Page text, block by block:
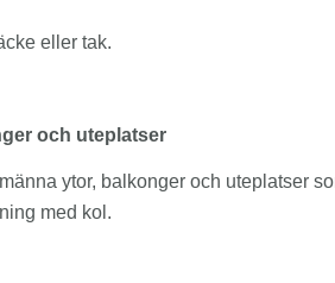
eller tak.
och uteplatser
ytor, balkonger och uteplatser
med kol.